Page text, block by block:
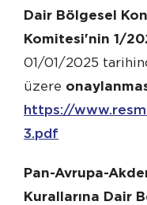
Dair Bölgesel
Komitesi'nin 1/
01/01/2025
üzere
https://
3.pdf
Pan-Avrupa-
Kurallarına Dair